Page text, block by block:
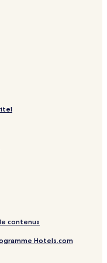
contenus
Hotels.com